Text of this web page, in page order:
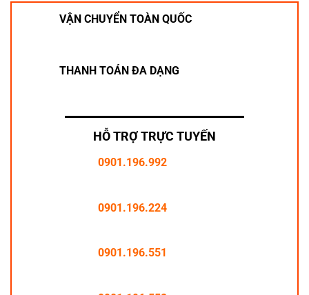
VẬN CHUYỂN TOÀN QUỐC
THANH TOÁN ĐA DẠNG
HỖ TRỢ TRỰC TUYẾN
0901.196.992
0901.196.224
0901.196.551